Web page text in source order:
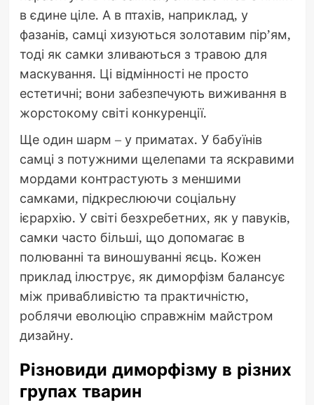
в єдине ціле. А в птахів, наприклад, у
фазанів, самці хизуються золотавим пір’ям,
тоді як самки зливаються з травою для
маскування. Ці відмінності не просто
естетичні; вони забезпечують виживання в
жорстокому світі конкуренції.
Ще один шарм – у приматах. У бабуїнів
самці з потужними щелепами та яскравими
мордами контрастують з меншими
самками, підкреслюючи соціальну
ієрархію. У світі безхребетних, як у павуків,
самки часто більші, що допомагає в
полюванні та виношуванні яєць. Кожен
приклад ілюструє, як диморфізм балансує
між привабливістю та практичністю,
роблячи еволюцію справжнім майстром
дизайну.
Різновиди диморфізму в різних
групах тварин